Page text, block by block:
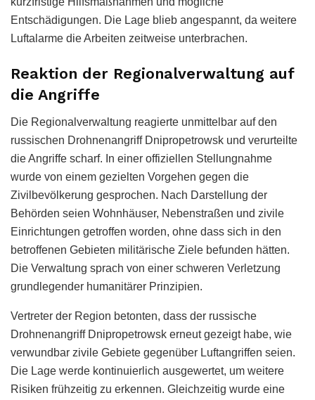
Entschädigungen. Die Lage blieb angespannt, da weitere
Luftalarme die Arbeiten zeitweise unterbrachen.
Reaktion der Regionalverwaltung auf
die Angriffe
Die Regionalverwaltung reagierte unmittelbar auf den
russischen Drohnenangriff Dnipropetrowsk und verurteilte
die Angriffe scharf. In einer offiziellen Stellungnahme
wurde von einem gezielten Vorgehen gegen die
Zivilbevölkerung gesprochen. Nach Darstellung der
Behörden seien Wohnhäuser, Nebenstraßen und zivile
Einrichtungen getroffen worden, ohne dass sich in den
betroffenen Gebieten militärische Ziele befunden hätten.
Die Verwaltung sprach von einer schweren Verletzung
grundlegender humanitärer Prinzipien.
Vertreter der Region betonten, dass der russische
Drohnenangriff Dnipropetrowsk erneut gezeigt habe, wie
verwundbar zivile Gebiete gegenüber Luftangriffen seien.
Die Lage werde kontinuierlich ausgewertet, um weitere
Risiken frühzeitig zu erkennen. Gleichzeitig wurde eine